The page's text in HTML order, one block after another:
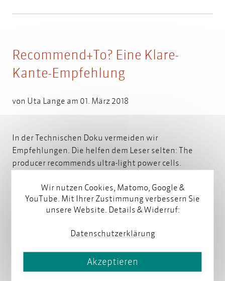
Recommend+To? Eine Klare-
Kante-Empfehlung
von Uta Lange am 01. März 2018
In der Technischen Doku vermeiden wir
Empfehlungen. Die helfen dem Leser selten: The
producer recommends ultra-light power cells.
WeiterlesenWir nutzen Cookies, Matomo, Google &
YouTube. Mit Ihrer Zustimmung verbessern Sie
unsere Website. Details & Widerruf:
Datenschutzerklärung
Akzeptieren